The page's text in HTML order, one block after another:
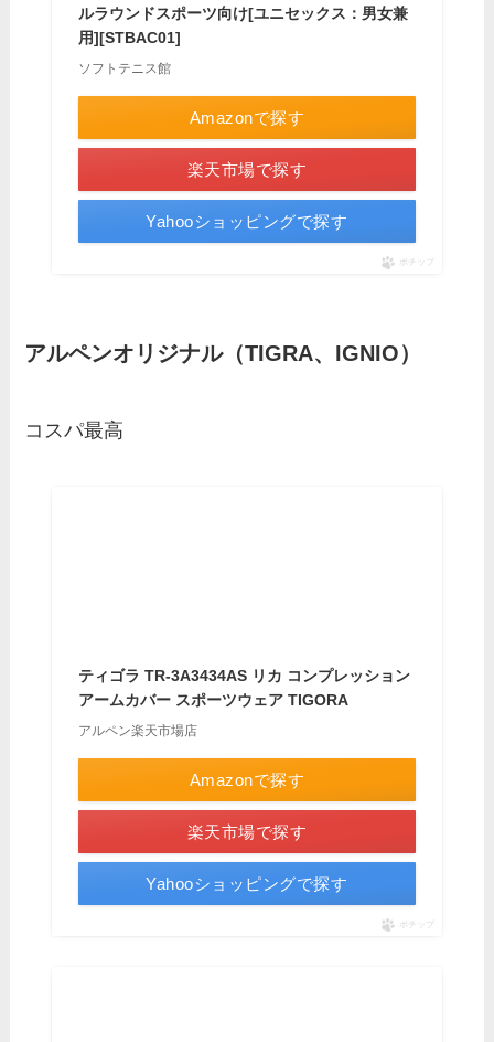
ルラウンドスポーツ向け[ユニセックス：男女兼
用][STBAC01]
ソフトテニス館
Amazonで探す
楽天市場で探す
Yahooショッピングで探す
ポチップ
アルペンオリジナル（TIGRA、IGNIO）
コスパ最高
ティゴラ TR-3A3434AS リカ コンプレッション
アームカバー スポーツウェア TIGORA
アルペン楽天市場店
Amazonで探す
楽天市場で探す
Yahooショッピングで探す
ポチップ